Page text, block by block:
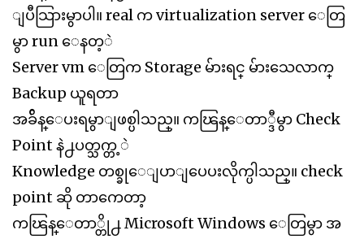
ျပီသြားမွာပါ။ real က virtualization server ေတြ
မွာ run ေနတ့ဲ
Server vm ေတြက Storage မ်ားရင္ မ်ားသေလာက္
Backup ယူရတာ
အခ်ိန္ေပးရမွာျဖစ္ပါသည္။ ကၽြန္ေတာ္ဒီမွာ Check
Point နဲ႕ပတ္သက္တ့ဲ
Knowledge တစ္ခုေျပာျပေပးလိုက္ပါသည္။ check
point ဆို တာကေတာ့
ကၽြန္ေတာ္တို႕ Microsoft Windows ေတြမွာ အ